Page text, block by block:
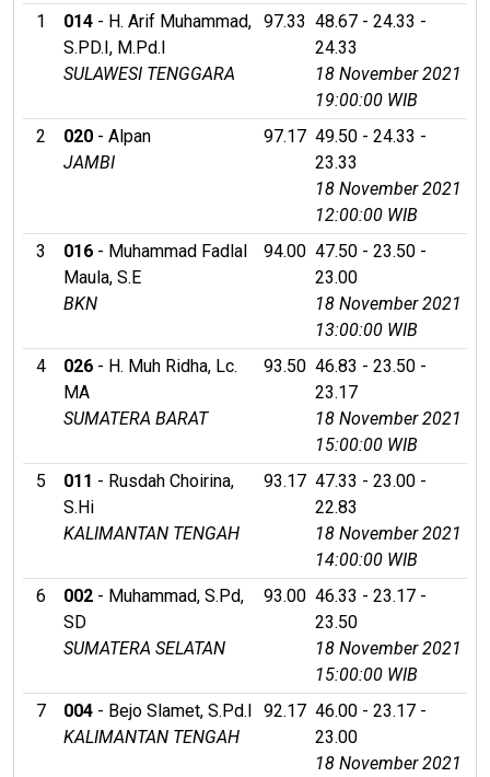
1
014 - H. Arif Muhammad,
S.PD.I, M.Pd.I
SULAWESI TENGGARA
97.33 48.67 - 24.33 -
24.33
18 November 2021
19:00:00 WIB
2
020 - Alpan
JAMBI
97.17 49.50 - 24.33 -
23.33
18 November 2021
12:00:00 WIB
3
016 - Muhammad Fadlal
Maula, S.E
BKN
94.00 47.50 - 23.50 -
23.00
18 November 2021
13:00:00 WIB
4
026 - H. Muh Ridha, Lc.
MA
SUMATERA BARAT
93.50 46.83 - 23.50 -
23.17
18 November 2021
15:00:00 WIB
5
011 - Rusdah Choirina,
S.Hi
KALIMANTAN TENGAH
93.17 47.33 - 23.00 -
22.83
18 November 2021
14:00:00 WIB
6
002 - Muhammad, S.Pd,
SD
SUMATERA SELATAN
93.00 46.33 - 23.17 -
23.50
18 November 2021
15:00:00 WIB
7
004 - Bejo Slamet, S.Pd.I
KALIMANTAN TENGAH
92.17 46.00 - 23.17 -
23.00
18 November 2021